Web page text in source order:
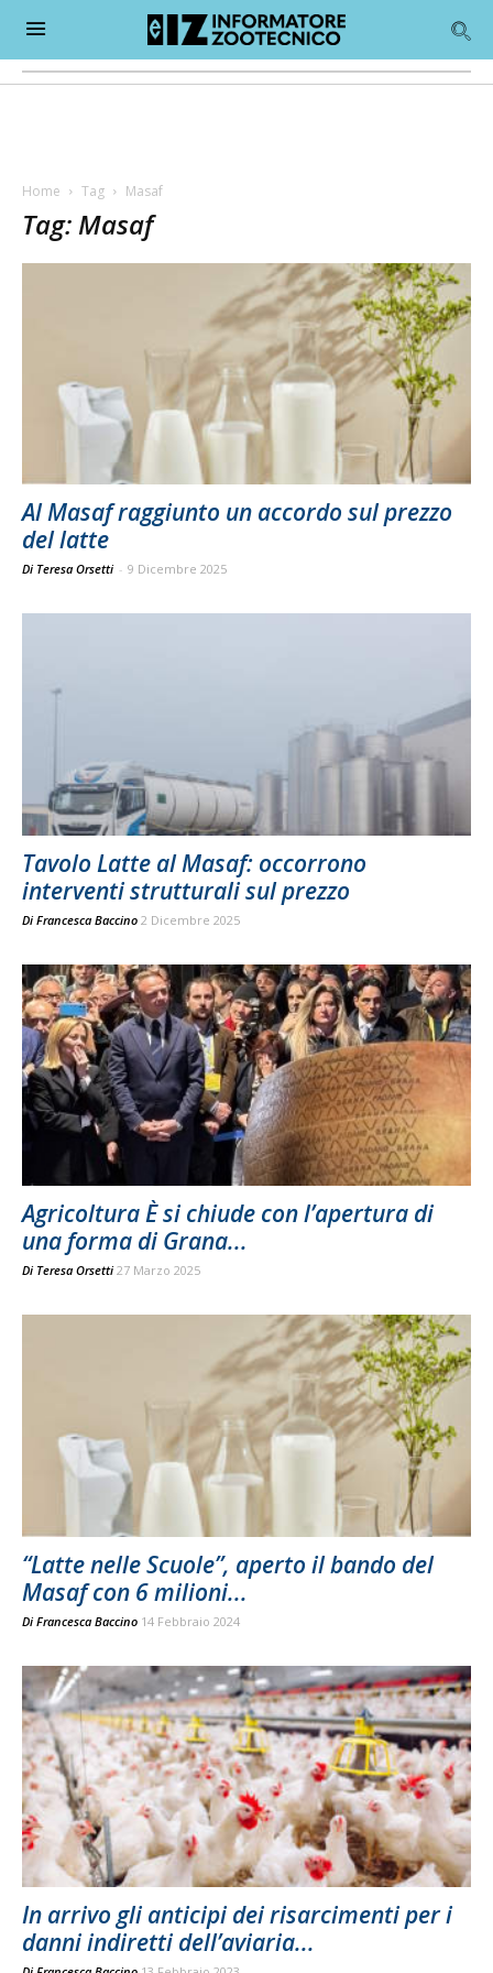
Home Tag Masaf
Tag: Masaf
Al Masaf raggiunto un accordo sul prezzo
del latte
Di Teresa Orsetti - 9 Dicembre 2025
Tavolo Latte al Masaf: occorrono
interventi strutturali sul prezzo
Di Francesca Baccino 2 Dicembre 2025
Agricoltura È si chiude con l’apertura di
una forma di Grana...
Di Teresa Orsetti 27 Marzo 2025
“Latte nelle Scuole”, aperto il bando del
Masaf con 6 milioni...
Di Francesca Baccino 14 Febbraio 2024
In arrivo gli anticipi dei risarcimenti per i
danni indiretti dell’aviaria...